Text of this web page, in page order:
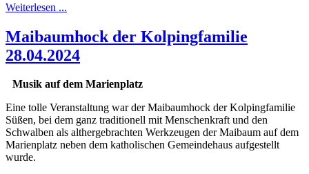
Weiterlesen ...
Maibaumhock der Kolpingfamilie
28.04.2024
Musik auf dem Marienplatz
Eine tolle Veranstaltung war der Maibaumhock der Kolpingfamilie
Süßen, bei dem ganz traditionell mit Menschenkraft und den
Schwalben als althergebrachten Werkzeugen der Maibaum auf dem
Marienplatz neben dem katholischen Gemeindehaus aufgestellt
wurde.